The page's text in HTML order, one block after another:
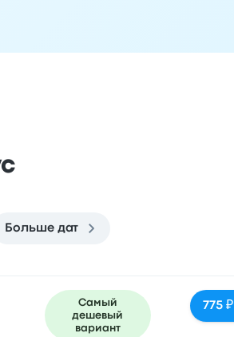
Больше дат
Самый
дешевый
вариант
775 ₽